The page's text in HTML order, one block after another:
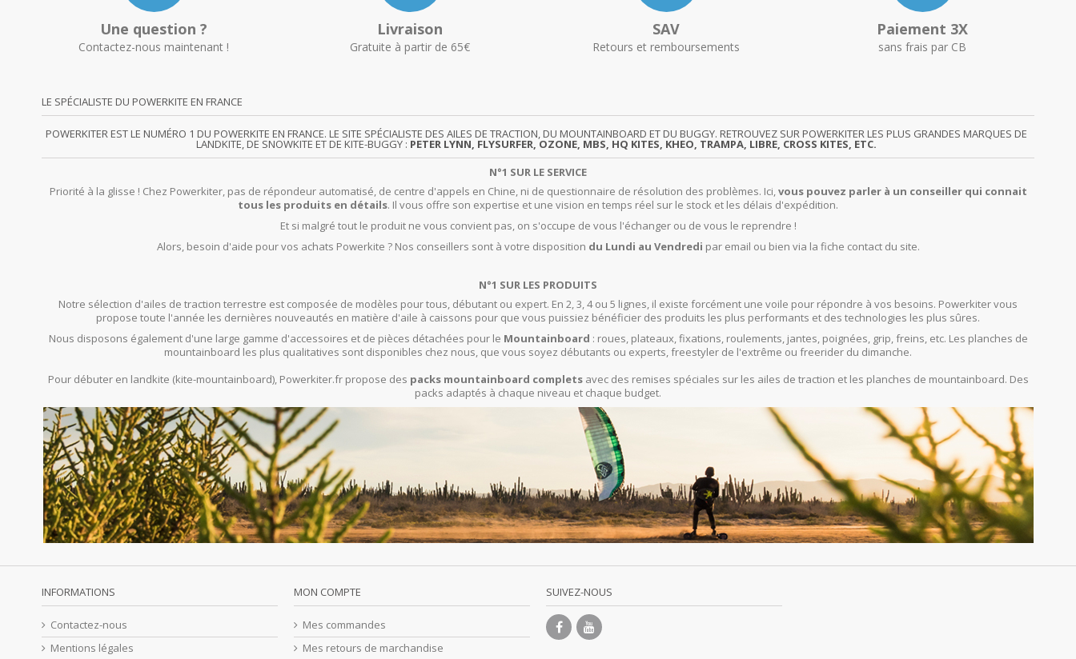
Une question ?
Contactez-nous maintenant !
Livraison
Gratuite à partir de 65€
SAV
Retours et remboursements
Paiement 3X
sans frais par CB
LE SPÉCIALISTE DU POWERKITE EN FRANCE
POWERKITER EST LE NUMÉRO 1 DU POWERKITE EN FRANCE. LE SITE SPÉCIALISTE DES AILES DE TRACTION, DU MOUNTAINBOARD ET DU BUGGY. RETROUVEZ SUR POWERKITER LES PLUS GRANDES MARQUES DE
LANDKITE, DE SNOWKITE ET DE KITE-BUGGY : PETER LYNN, FLYSURFER, OZONE, MBS, HQ KITES, KHEO, TRAMPA, LIBRE, CROSS KITES, ETC.
N°1 SUR LE SERVICE
Priorité à la glisse ! Chez Powerkiter, pas de répondeur automatisé, de centre d'appels en Chine, ni de questionnaire de résolution des problèmes. Ici,vous pouvez parler à un conseiller qui connait
tous les produits en détails. Il vous offre son expertise et une vision en temps réel sur le stock et les délais d'expédition.
Et si malgré tout le produit ne vous convient pas, on s'occupe de vous l'échanger ou de vous le reprendre !
Alors, besoin d'aide pour vos achats Powerkite ? Nos conseillers sont à votre disposition du Lundi au Vendredi par email ou bien via la fiche contact du site.
N°1 SUR LES PRODUITS
Notre sélection d'ailes de traction terrestre est composée de modèles pour tous, débutant ou expert. En 2, 3, 4 ou 5 lignes, il existe forcément une voile pour répondre à vos besoins. Powerkiter vous
propose toute l'année les dernières nouveautés en matière d'aile à caissons pour que vous puissiez bénéficier des produits les plus performants et des technologies les plus sûres.
Nous disposons également d'une large gamme d'accessoires et de pièces détachées pour le Mountainboard : roues, plateaux, fixations, roulements, jantes, poignées, grip, freins, etc. Les planches de
mountainboard les plus qualitatives sont disponibles chez nous, que vous soyez débutants ou experts, freestyler de l'extrême ou freerider du dimanche.
Pour débuter en landkite (kite-mountainboard), Powerkiter.fr propose des packs mountainboard completsavec des remises spéciales sur les ailes de traction et les planches de mountainboard. Des
packs adaptés à chaque niveau et chaque budget.
INFORMATIONS
Contactez-nous
Mentions légales
MON COMPTE
Mes commandes
Mes retours de marchandise
SUIVEZ-NOUS